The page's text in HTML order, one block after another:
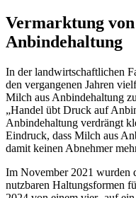
Vermarktung
Anbindehaltung
In der landwirtschaftlichen
den vergangenen Jahren
Milch aus Anbindehaltung
„Handel übt Druck auf
Anbindehaltung verdrängt
Eindruck, dass Milch aus
damit keinen Abnehmer
Im November 2021 wurden
nutzbaren Haltungsformen